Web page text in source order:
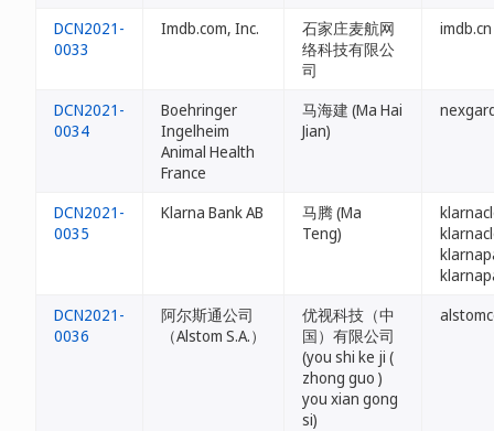
DCN2021-
0033
Imdb.com, Inc.
石家庄麦航网
络科技有限公
司
imdb.cn
DCN2021-
0034
Boehringer
Ingelheim
Animal Health
France
马海建 (Ma Hai
Jian)
DCN2021-
0035
Klarna Bank AB
马腾 (Ma
Teng)
DCN2021-
0036
阿尔斯通公司
（Alstom S.A.）
优视科技（中
国）有限公司
(you shi ke ji (
zhong guo )
you xian gong
si)